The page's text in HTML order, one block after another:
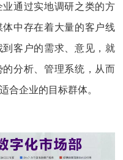
通过实地调研之类的方
中存在着大量的客户线
客户的需求、意见，就
分析、管理系统，从而
合企业的目标群体。